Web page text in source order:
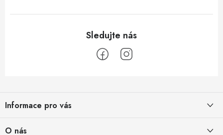
pInformace pro vás
O nás